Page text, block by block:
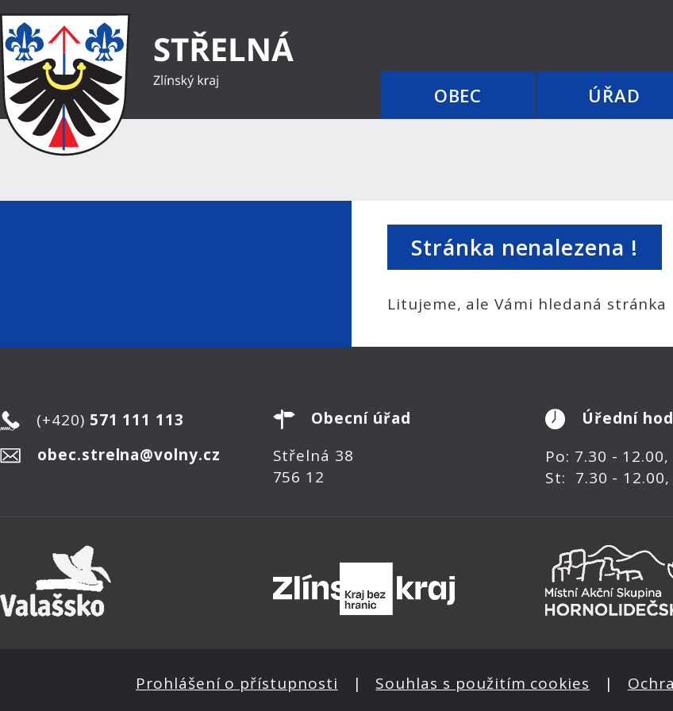
OBEC ÚŘAD
Stránka nenalezena !
Litujeme, ale Vámi hledaná
(+420) 571 111 113
obec.strelna@volny.cz
Obecní úřad
Střelná 38
756 12
Úřední
Po: 7.30 -
St: 7.30 -
Prohlášení o přístupnosti | Souhlas s použitím cookies |